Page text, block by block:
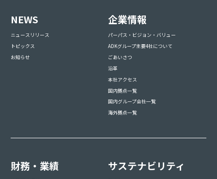
NEWS
ニュースリリース
トピックス
お知らせ
企業情報
パーパス・ビジョン・バリュー
ADKグループ主要4社について
ごあいさつ
沿革
本社アクセス
国内拠点一覧
国内グループ会社一覧
海外拠点一覧
財務・業績 サステナビリティ